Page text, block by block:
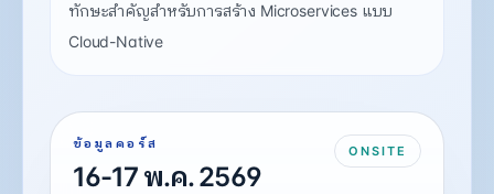
ทักษะสำคัญสำหรับการสร้าง Microservices แบบ
Cloud-Native
ข้อมูลคอร์ส
16-17 พ.ค. 2569
ONSITE